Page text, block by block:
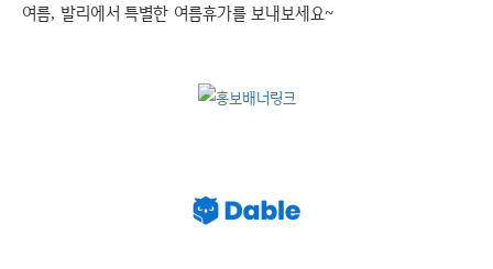
여름, 발리에서 특별한 여름휴가를 보내보세요~